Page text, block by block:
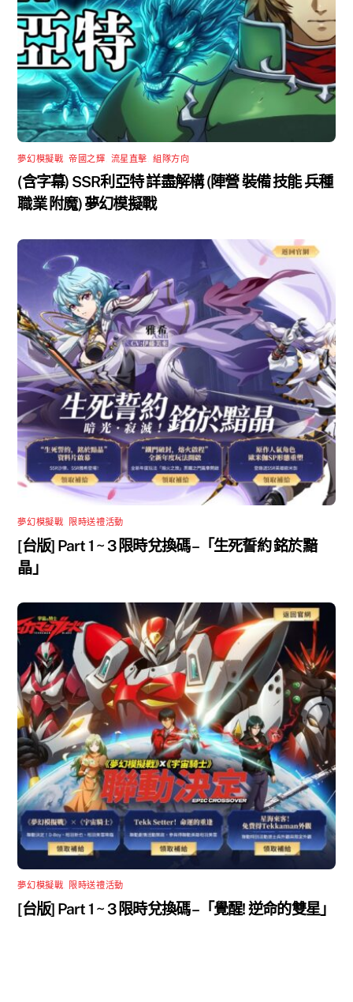
夢幻模擬戰 ,帝國之輝 流星直擊 ,組隊方向
(含字幕) SSR利亞特 詳盡解構 (陣營 裝備 技能 兵種
職業 附魔) 夢幻模擬戰
夢幻模擬戰 限時送禮活動
[台版] Part 1 ~ 3 限時兌換碼 –「生死誓約 銘於黯
晶」
夢幻模擬戰 限時送禮活動
[台版] Part 1 ~ 3 限時兌換碼 –「覺醒! 逆命的雙星」